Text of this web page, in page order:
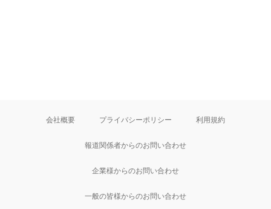
会社概要 プライバシーポリシー 利用規約
報道関係者からのお問い合わせ
企業様からのお問い合わせ
一般の皆様からのお問い合わせ